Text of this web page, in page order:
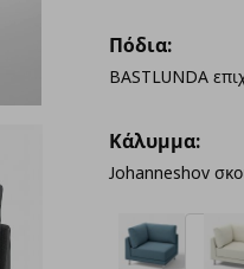
Πόδια:
BASTLUNDA
Κάλυμμα:
Johanneshov